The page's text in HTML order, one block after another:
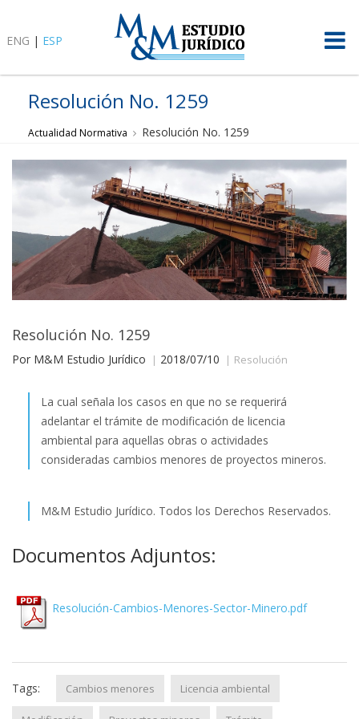
ENG | ESP
Resolución No. 1259
Actualidad Normativa Resolución No. 1259
Resolución No. 1259
Por M&M Estudio Jurídico 2018/07/10 Resolución
La cual señala los casos en que no se requerirá
adelantar el trámite de modificación de licencia
ambiental para aquellas obras o actividades
consideradas cambios menores de proyectos mineros.
M&M Estudio Jurídico. Todos los Derechos Reservados.
Documentos Adjuntos:
Resolución-Cambios-Menores-Sector-Minero.pdf
Tags: Cambios menores Licencia ambiental